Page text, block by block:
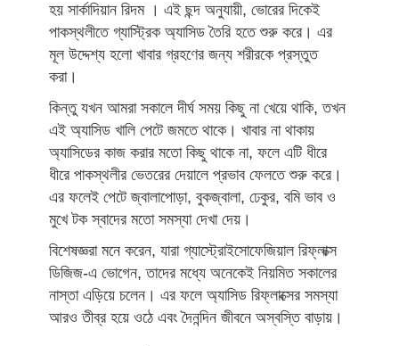
হয় সার্কাদিয়ান রিদম । এই ছন্দ অনুযায়ী, ভোরের দিকেই
পাকস্থলীতে গ্যাস্ট্রিক অ্যাসিড তৈরি হতে শুরু করে। এর
মূল উদ্দেশ্য হলো খাবার গ্রহণের জন্য শরীরকে প্রস্তুত
করা।
কিন্তু যখন আমরা সকালে দীর্ঘ সময় কিছু না খেয়ে থাকি, তখন
এই অ্যাসিড খালি পেটে জমতে থাকে। খাবার না থাকায়
অ্যাসিডের কাজ করার মতো কিছু থাকে না, ফলে এটি ধীরে
ধীরে পাকস্থলীর ভেতরের দেয়ালে প্রভাব ফেলতে শুরু করে।
এর ফলেই পেটে জ্বালাপোড়া, বুকজ্বালা, ঢেকুর, বমি ভাব ও
মুখে টক স্বাদের মতো সমস্যা দেখা দেয়।
বিশেষজ্ঞরা মনে করেন, যারা গ্যাস্ট্রোইসোফেজিয়াল রিফ্লাক্স
ডিজিজ-এ ভোগেন, তাদের মধ্যে অনেকেই নিয়মিত সকালের
নাস্তা এড়িয়ে চলেন। এর ফলে অ্যাসিড রিফ্লাক্সের সমস্যা
আরও তীব্র হয়ে ওঠে এবং দৈনন্দিন জীবনে অস্বস্তি বাড়ায়।